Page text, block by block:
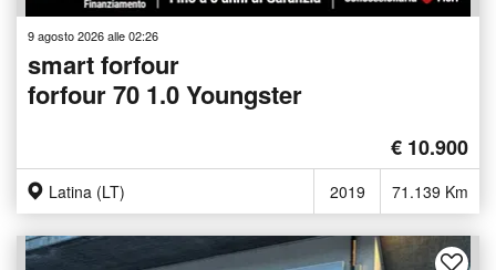
9 agosto 2026 alle 02:26
smart forfour
forfour 70 1.0 Youngster
€ 10.900
Latina (LT) 2019 71.139 Km